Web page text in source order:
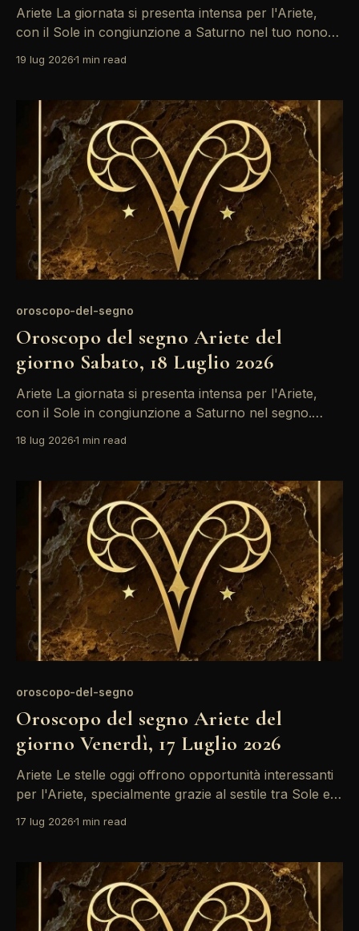
Ariete La giornata si presenta intensa per l'Ariete,
con il Sole in congiunzione a Saturno nel tuo nono
importanti e a prendere decisioni che potrebbero
confrontarti con le tue emozioni e a
19 lug 20261 min read
oroscopo-del-segno
Oroscopo del segno Ariete del
giorno Sabato, 18 Luglio 2026
Ariete La giornata si presenta intensa per l'Ariete,
con il Sole in congiunzione a Saturno nel segno.
termine e responsabilità. È il momento di fare scelte
congiunzione a Saturno nel tuo
18 lug 20261 min read
oroscopo-del-segno
Oroscopo del segno Ariete del
giorno Venerdì, 17 Luglio 2026
Ariete Le stelle oggi offrono opportunità interessanti
per l'Ariete, specialmente grazie al sestile tra Sole e
energia in progetti creativi, ma fai attenzione a non
essere un po' confusa, quindi mantieni la
17 lug 20261 min read